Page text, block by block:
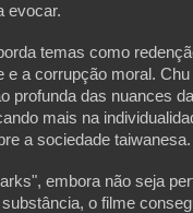
evocar.
temas como
e a corrupção moral.
profunda das nuances
mais na
a sociedade taiwanesa.
embora não seja
o filme